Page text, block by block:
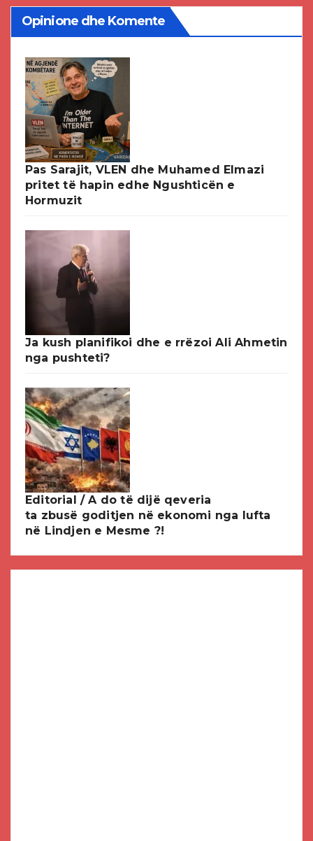
Opinione dhe Komente
Pas Sarajit, VLEN dhe Muhamed Elmazi
pritet të hapin edhe Ngushticën e
Hormuzit
Ja kush planifikoi dhe e rrëzoi Ali Ahmetin
nga pushteti?
Editorial / A do të dijë qeveria
ta zbusë goditjen në ekonomi nga lufta
në Lindjen e Mesme ?!